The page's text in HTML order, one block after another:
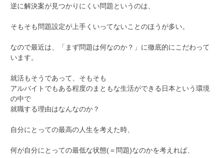
逆に解決案が見つかりにくい問題というのは、
そもそも問題設定が上手くいってないことのほうが多い。
なので最近は、「まず問題は何なのか？」に徹底的にこだわって
います。
就活もそうであって、そもそも
アルバイトでもある程度のまともな生活ができる日本という環境
の中で
就職する理由はなんなのか？
自分にとっての最高の人生を考えた時、
何が自分にとっての最低な状態(＝問題)なのかを考えれば、